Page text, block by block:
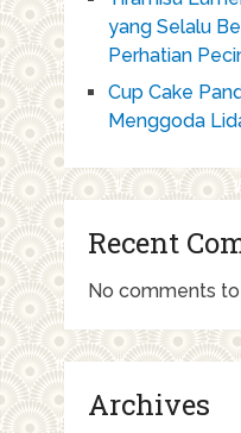
yang Selalu
Perhatian
Cup Cake
Menggoda
Recent
No comments
Archives